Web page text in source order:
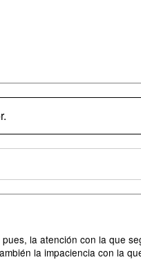
la atención con la que
la impaciencia con la